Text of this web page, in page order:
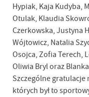
Hypiak, Kaja Kudyba,
Otulak, Klaudia
Czerkowska, Justyna
Wójtowicz, Natalia
Osojca, Zofia Terech,
Oliwia Bryl oraz
Szczególne gratulacje
których był to